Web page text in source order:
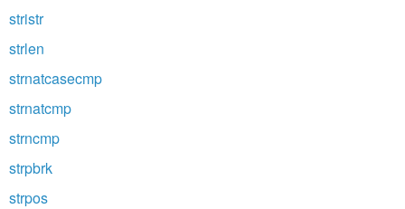
stristr
strlen
strnatcasecmp
strnatcmp
strncmp
strpbrk
strpos